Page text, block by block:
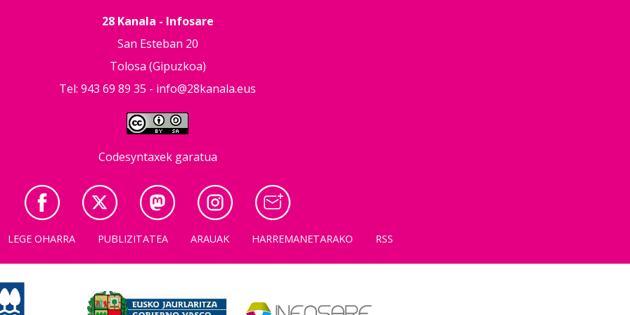
28 Kanala - Infosare
San Esteban 20
Tolosa (Gipuzkoa)
Tel: 943 69 89 35 - info@28kanala.eus
Codesyntaxek garatua
LEGE OHARRA PUBLIZITATEA ARAUAK HARREMANETARAKO RSS